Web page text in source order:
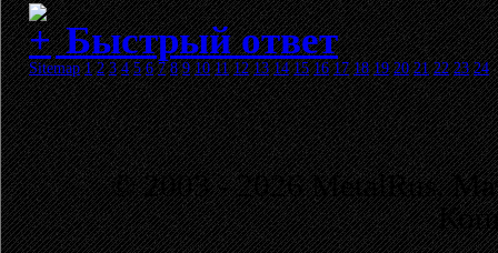
Быстрый ответ
Sitemap 1 2 3 4 5 6 7 8 9 10 11 12 13 14 15 16 17 18 19 20 21 22 23 24
© 2003 - 2026 MetalRus.